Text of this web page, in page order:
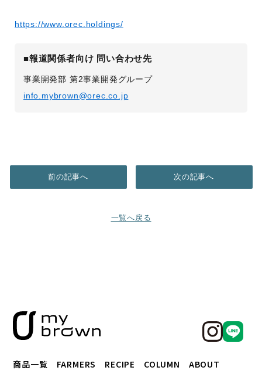
https://www.orec.holdings/
■報道関係者向け 問い合わせ先
事業開発部 第2事業開発グループ
info.mybrown@orec.co.jp
前の記事へ
一覧へ戻る
次の記事へ
商品一覧 FARMERS RECIPE COLUMN
ABOUT